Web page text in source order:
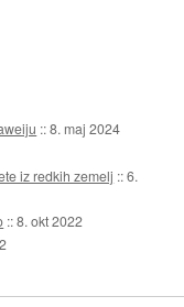
::8. maj 2024
iz redkih zemelj ::6.
::8. okt 2022